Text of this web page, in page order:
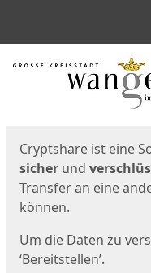
Start
Cryptshare ist eine
sicher und
Transfer an eine
können.
Um die Daten zu
‘Bereitstellen’.